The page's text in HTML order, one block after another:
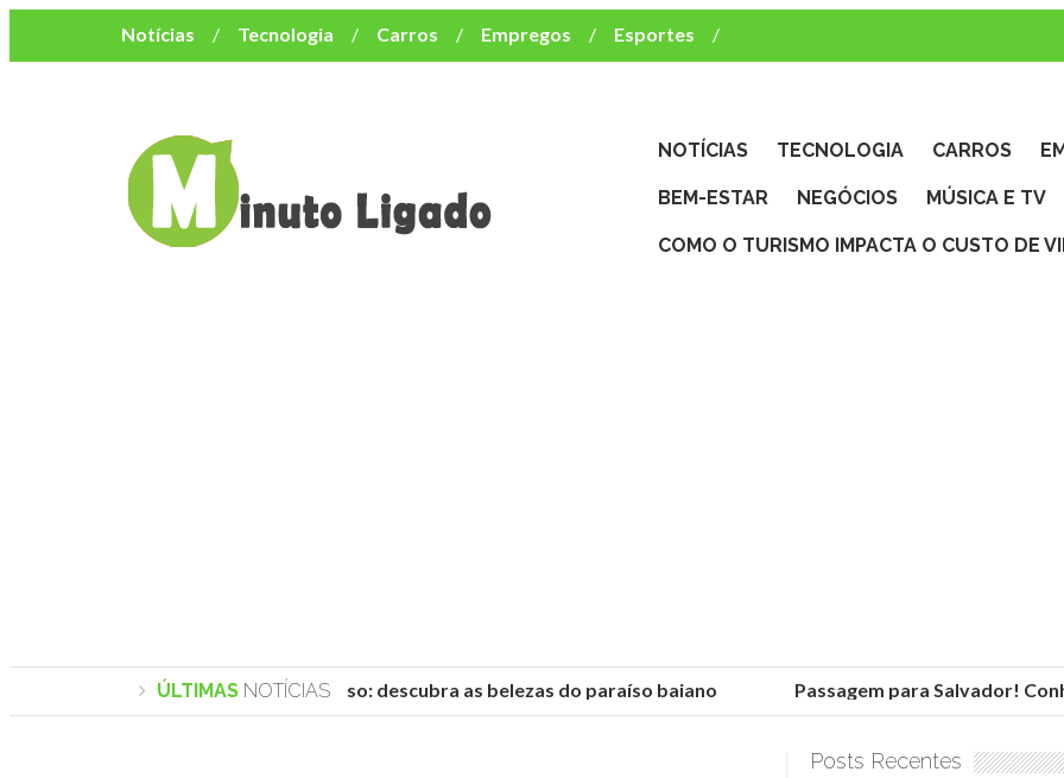
Notícias Tecnologia Carros Empregos
Esportes
Mulher
Bem-Estar Negócios
Música e TV
NOTÍCIAS TECNOLOGIA CARROS
BEM-ESTAR NEGÓCIOS MÚSICA E TV
COMO O TURISMO IMPACTA O CUSTO DE
ÚLTIMAS NOTÍCIAS
Praias de Trancoso: descubra as belezas do paraíso baiano Passagem para Salvador!
Posts Recentes